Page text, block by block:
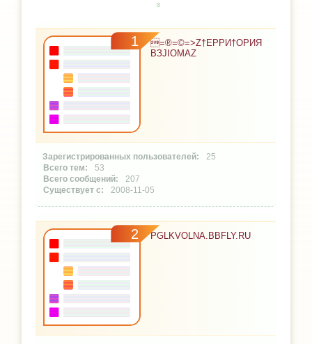
1
=®=©=>Ζ†ЕРРИ†ОРИЯ
ВЗJIОМАΖ
25
53
207
2008-11-05
2 PGLKVOLNA.BBFLY.RU